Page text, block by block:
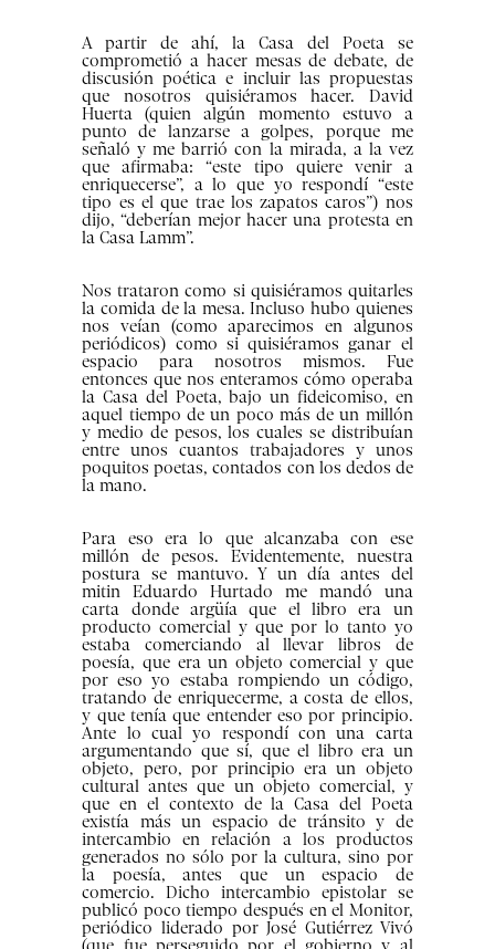
A partir de ahí, la Casa del Poeta se
comprometió a hacer mesas de debate, de
discusión poética e incluir las propuestas
que nosotros quisiéramos hacer. David
Huerta (quien algún momento estuvo a
punto de lanzarse a golpes, porque me
señaló y me barrió con la mirada, a la vez
que afirmaba: “este tipo quiere venir a
enriquecerse”, a lo que yo respondí “este
tipo es el que trae los zapatos caros”) nos
dijo, “deberían mejor hacer una protesta en
la Casa Lamm”.
Nos trataron como si quisiéramos quitarles
la comida de la mesa. Incluso hubo quienes
nos veían (como aparecimos en algunos
periódicos) como si quisiéramos ganar el
espacio para nosotros mismos. Fue
entonces que nos enteramos cómo operaba
la Casa del Poeta, bajo un fideicomiso, en
aquel tiempo de un poco más de un millón
y medio de pesos, los cuales se distribuían
entre unos cuantos trabajadores y unos
poquitos poetas, contados con los dedos de
la mano.
Para eso era lo que alcanzaba con ese
millón de pesos. Evidentemente, nuestra
postura se mantuvo. Y un día antes del
mitin Eduardo Hurtado me mandó una
carta donde argüía que el libro era un
producto comercial y que por lo tanto yo
estaba comerciando al llevar libros de
poesía, que era un objeto comercial y que
por eso yo estaba rompiendo un código,
tratando de enriquecerme, a costa de ellos,
y que tenía que entender eso por principio.
Ante lo cual yo respondí con una carta
argumentando que sí, que el libro era un
objeto, pero, por principio era un objeto
cultural antes que un objeto comercial, y
que en el contexto de la Casa del Poeta
existía más un espacio de tránsito y de
intercambio en relación a los productos
generados no sólo por la cultura, sino por
la poesía, antes que un espacio de
comercio. Dicho intercambio epistolar se
publicó poco tiempo después en el Monitor,
periódico liderado por José Gutiérrez Vivó